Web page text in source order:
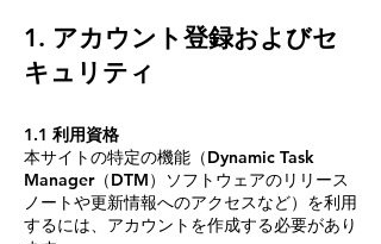
1. アカウント登録およびセ
キュリティ
1.1 利用資格
本サイトの特定の機能（Dynamic Task
Manager（DTM）ソフトウェアのリリース
ノートや更新情報へのアクセスなど）を利用
するには、アカウントを作成する必要があり